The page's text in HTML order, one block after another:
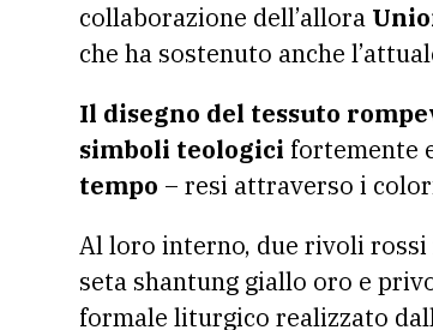
collaborazione dell’allora
che ha sostenuto anche
Il disegno del tessuto
simboli teologici fortemente
tempo – resi attraverso i
Al loro interno, due rivoli rossi
seta shantung giallo oro e
formale liturgico realizzato